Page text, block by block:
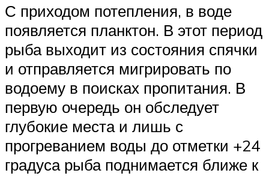
С приходом потепления, в воде
появляется планктон. В этот период
рыба выходит из состояния спячки
и отправляется мигрировать по
водоему в поисках пропитания. В
первую очередь он обследует
глубокие места и лишь с
прогреванием воды до отметки +24
градуса рыба поднимается ближе к